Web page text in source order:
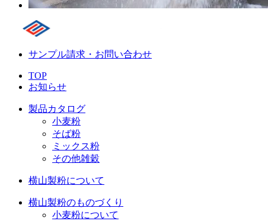
サンプル請求・お問い合わせ
TOP
お知らせ
製品カタログ
小麦粉
そば粉
ミックス粉
その他雑穀
横山製粉について
横山製粉のものづくり
小麦粉について